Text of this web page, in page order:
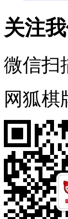
关注
微信扫
网狐棋